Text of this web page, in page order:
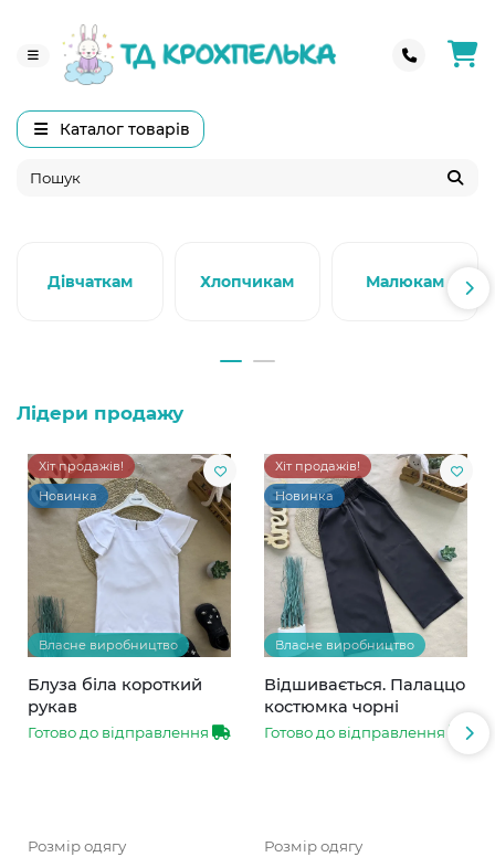
Каталог товарів
Дівчаткам Хлопчикам Малюкам
Лідери продажу
Хіт продажів!
Новинка
Власне виробництво
Блуза біла короткий
рукав
Готово до відправлення
Розмір одягу
Хіт продажів!
Новинка
Власне виробництво
Відшивається. Палаццо
костюмка чорні
Готово до відправлення
Розмір одягу